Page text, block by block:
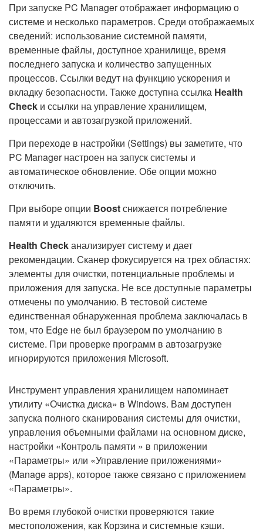
При запуске PC Manager отображает информацию о
системе и несколько параметров. Среди отображаемых
сведений: использование системной памяти,
временные файлы, доступное хранилище, время
последнего запуска и количество запущенных
процессов. Ссылки ведут на функцию ускорения и
вкладку безопасности. Также доступна ссылка Health
Check и ссылки на управление хранилищем,
процессами и автозагрузкой приложений.
При переходе в настройки (Settings) вы заметите, что
PC Manager настроен на запуск системы и
автоматическое обновление. Обе опции можно
отключить.
При выборе опции Boostснижается потребление
памяти и удаляются временные файлы.
Health Checkанализирует систему и дает
рекомендации. Сканер фокусируется на трех областях:
элементы для очистки, потенциальные проблемы и
приложения для запуска. Не все доступные параметры
отмечены по умолчанию. В тестовой системе
единственная обнаруженная проблема заключалась в
том, что Edge не был браузером по умолчанию в
системе. При проверке программ в автозагрузке
игнорируются приложения Microsoft.
Инструмент управления хранилищем напоминает
утилиту «Очистка диска» в Windows. Вам доступен
запуска полного сканирования системы для очистки,
управления объемными файлами на основном диске,
настройки «Контроль памяти » в приложении
«Параметры» или «Управление приложениями»
(Manage apps), которое также связано с приложением
«Параметры».
Во время глубокой очистки проверяются такие
местоположения, как Корзина и системные кэши.